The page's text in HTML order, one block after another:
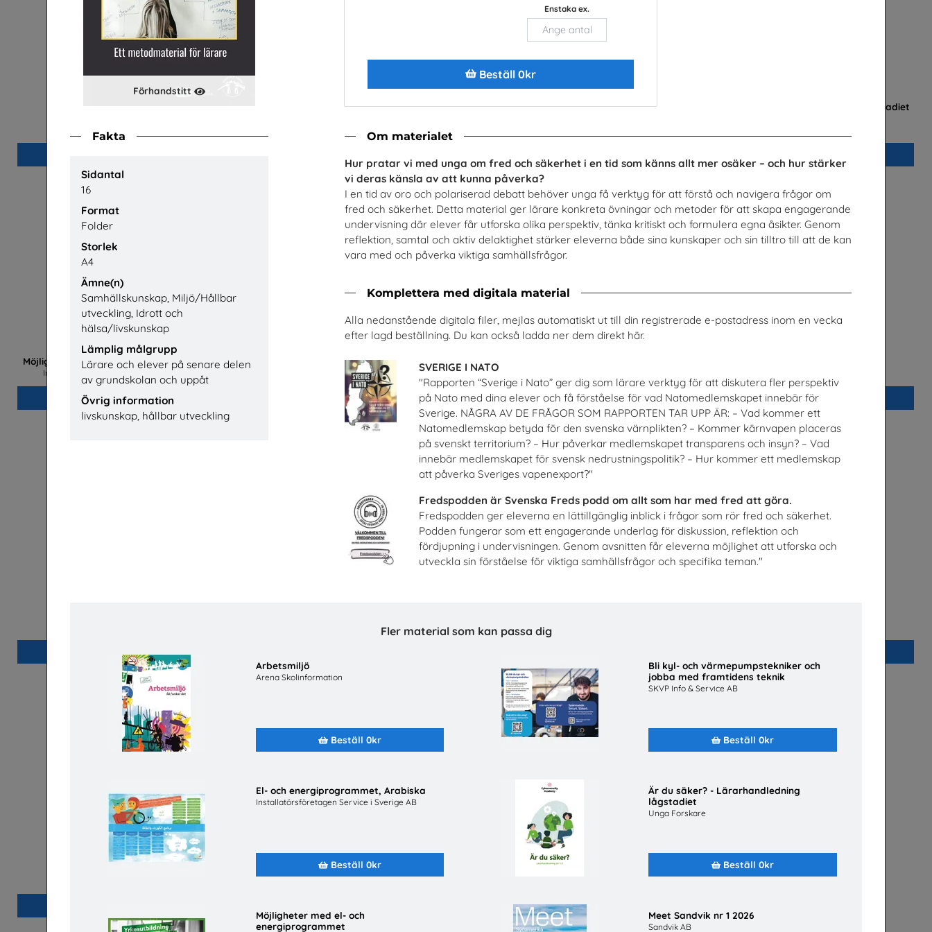
Förhandstitt
Enstaka ex.
Beställ 0kr
Fakta
Sidantal
16
Format
Folder
Storlek
A4
Ämne(n)
Samhällskunskap, Miljö/Hållbar
utveckling, Idrott och
hälsa/livskunskap
Lämplig målgrupp
Lärare och elever på senare delen
av grundskolan och uppåt
Övrig information
livskunskap, hållbar utveckling
Om materialet
Hur pratar vi med unga om fred och säkerhet i en tid som känns allt mer osäker – och hur stärker
vi deras känsla av att kunna påverka?
I en tid av oro och polariserad debatt behöver unga få verktyg för att förstå och navigera frågor om
fred och säkerhet. Detta material ger lärare konkreta övningar och metoder för att skapa engagerande
undervisning där elever får utforska olika perspektiv, tänka kritiskt och formulera egna åsikter. Genom
reflektion, samtal och aktiv delaktighet stärker eleverna både sina kunskaper och sin tilltro till att de kan
vara med och påverka viktiga samhällsfrågor.
Komplettera med digitala material
Alla nedanstående digitala filer, mejlas automatiskt ut till din registrerade e-postadress inom en vecka
efter lagd beställning. Du kan också ladda ner dem direkt här.
SVERIGE I NATO
"Rapporten “Sverige i Nato” ger dig som lärare verktyg för att diskutera fler perspektiv
på Nato med dina elever och få förståelse för vad Natomedlemskapet innebär för
Sverige. NÅGRA AV DE FRÅGOR SOM RAPPORTEN TAR UPP ÄR: – Vad kommer ett
Natomedlemskap betyda för den svenska värnplikten? – Kommer kärnvapen placeras
på svenskt territorium? – Hur påverkar medlemskapet transparens och insyn? – Vad
innebär medlemskapet för svensk nedrustningspolitik? – Hur kommer ett medlemskap
att påverka Sveriges vapenexport?"
Fredspodden är Svenska Freds podd om allt som har med fred att göra.
Fredspodden ger eleverna en lättillgänglig inblick i frågor som rör fred och säkerhet.
Podden fungerar som ett engagerande underlag för diskussion, reflektion och
fördjupning i undervisningen. Genom avsnitten får eleverna möjlighet att utforska och
utveckla sin förståelse för viktiga samhällsfrågor och specifika teman."
Fler material som kan passa dig
Arbetsmiljö
Arena Skolinformation
Beställ 0kr
Bli kyl- och värmepumpstekniker och
jobba med framtidens teknik
SKVP Info & Service AB
Beställ 0kr
El- och energiprogrammet, Arabiska
Installatörsföretagen Service i Sverige AB
Beställ 0kr
Är du säker? - Lärarhandledning
lågstadiet
Unga Forskare
Beställ 0kr
Möjligheter med el- och
energiprogrammet
Meet Sandvik nr 1 2026
Sandvik AB
Bli kyl- och värmepumpstekniker och jobba
SKVP Info & Service AB
El- och energiprogrammet, Arabiska Är du säker? - Lärarhandledning lågstadiet
Möjligheter med el- och energiprogrammet
Installatörsföretagen Service i Sverige AB
Beställ 0kr
Meet Sandvik nr 1 2026
Sandvik AB
Beställ 0kr Beställ 0kr Beställ 0kr
Plan International Sverige
Snabbval - Energi
lärarhandledning